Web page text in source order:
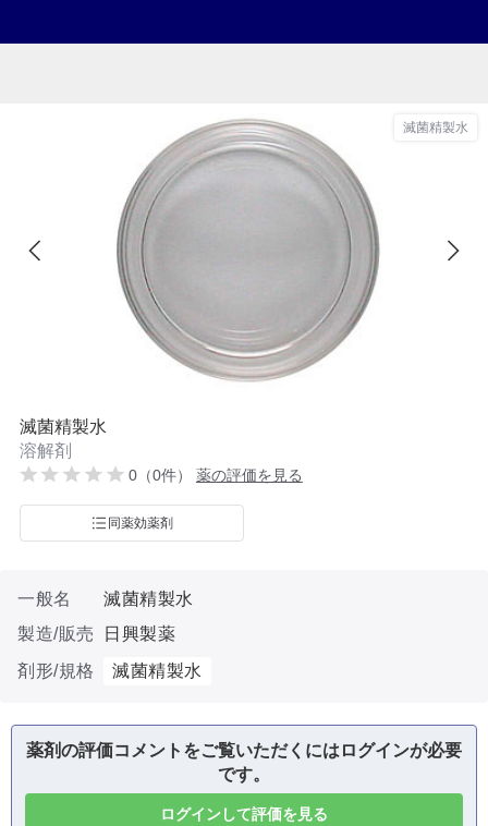
滅菌精製水
滅菌精製水
溶解剤
0（0件） 薬の評価を見る
同薬効薬剤
一般名
滅菌精製水
製造/販売
日興製薬
剤形/規格
滅菌精製水
薬剤の評価コメントをご覧いただくにはログインが必要
です。
ログインして評価を見る